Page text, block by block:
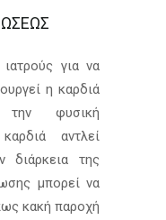
για να
η καρδιά
φυσική
αντλεί
διάρκεια της
μπορεί να
κακή παροχή